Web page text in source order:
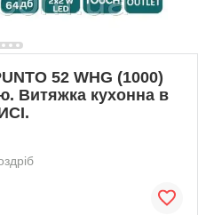
52 WHG (1000)
Витяжка кухонна в